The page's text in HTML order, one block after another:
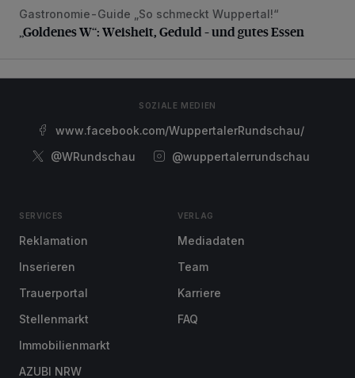
„Goldenes W“: Weisheit, Geduld – und gutes Essen
Gastronomie-Guide „So schmeckt Wuppertal!“
„Goldenes W“: Weisheit, Geduld – und gutes Essen
SOZIALE MEDIEN
www.facebook.com/WuppertalerRundschau/
@WRundschau
@wuppertalerrundschau
SERVICES
Reklamation
Inserieren
Trauerportal
Stellenmarkt
Immobilienmarkt
AZUBI NRW
VERLAG
Mediadaten
Team
Karriere
FAQ